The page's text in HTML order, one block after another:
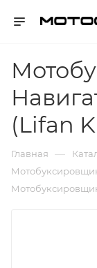
(Lifan
Главная —